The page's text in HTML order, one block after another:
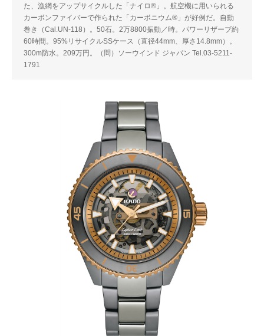
た、漁網をアップサイクルした「ナイロ®」。航空機に用いられる
カーボンファイバーで作られた「カーボニウム®」が好例だ。自動
巻き（Cal.UN-118）。50石。2万8800振動／時。パワーリザーブ約
60時間。95%リサイクルSSケース（直径44mm、厚さ14.8mm）。
300m防水。209万円。（問）ソーウインド ジャパン Tel.03-5211-
1791